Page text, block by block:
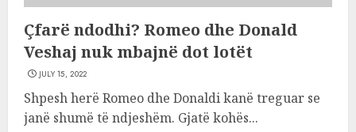
Çfarë ndodhi? Romeo dhe Donald
Veshaj nuk mbajnë dot lotët
JULY 15, 2022
Shpesh herë Romeo dhe Donaldi kanë treguar se
janë shumë të ndjeshëm. Gjatë kohës...